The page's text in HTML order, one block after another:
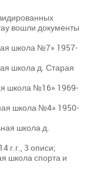
вошли документы
школа №7» 1957-
школа д. Старая
школа №16» 1969-
школа №4» 1950-
школа д.
г.г., 3 описи;
школа спорта и